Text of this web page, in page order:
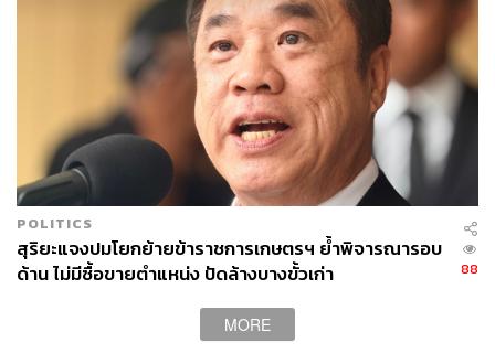
และถูกแปลความเป็นเรื่องผลประโยชน์อย่างเดียว”
เมื่อถามว่าเสียดาย สส. ของพรรคหรือไม่ คุณหญิงสุดารัตน์
ยืนยันว่า ไม่เสียดาย ถ้าใจเขาไม่อยู่แล้ว แล้วอุดมการณ์เขา
ไม่ได้นึกถึงอุดมการณ์ของพรรค แต่ไม่ได้เป็นการไล่ เพียงพูด
ตามหลักการ เราเข้าใจในเหตุผลตามสิ่งที่ถูกต้อง อาจเห็น
ต่างกันได้ แต่ต้องเป็นเพียงมุมมองที่แตกต่าง ไม่ได้เกิดจาก
การที่เขาทำอะไรที่ไม่สุจริตหรือทำเพื่อประโยชน์ของตัวเอง
เราก็จะรับฟัง แต่แน่นอนว่าต้องดูพฤติกรรมในอดีตประกอบ
ด้วย
เมื่อถามว่านี่เป็นกระบวนการแก้แค้นเอาคืนหรือไม่ คุณหญิง
สุดารัตน์ตอบว่า ไม่ทราบ แต่ “โนสนโนแคร์” ใครเป็นแค้นก็
POLITICS
สุริยะแจงปมโยกย้ายข้าราชการเกษตรฯ ย้ำพิจารณารอบ
ด้าน ไม่มีซื้อขายตำแหน่ง ปัดล้างบางขั้วเก่า
88
MORE